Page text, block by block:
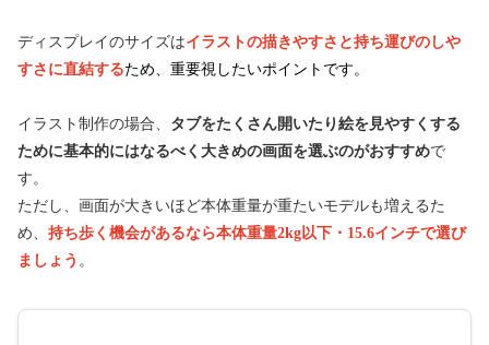
ディスプレイのサイズはイラストの描きやすさと持ち運びのしや
すさに直結するため、重要視したいポイントです。
イラスト制作の場合、 タブをたくさん開いたり絵を見やすくする
ために基本的にはなるべく大きめの画面を選ぶのがおすすめで
す。
ただし、画面が大きいほど本体重量が重たいモデルも増えるた
め、 持ち歩く機会があるなら本体重量2kg以下・15.6インチで選び
ましょう 。